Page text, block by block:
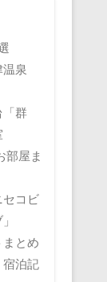
温泉
「群
部屋ま
セコビ
とめ
宿泊記